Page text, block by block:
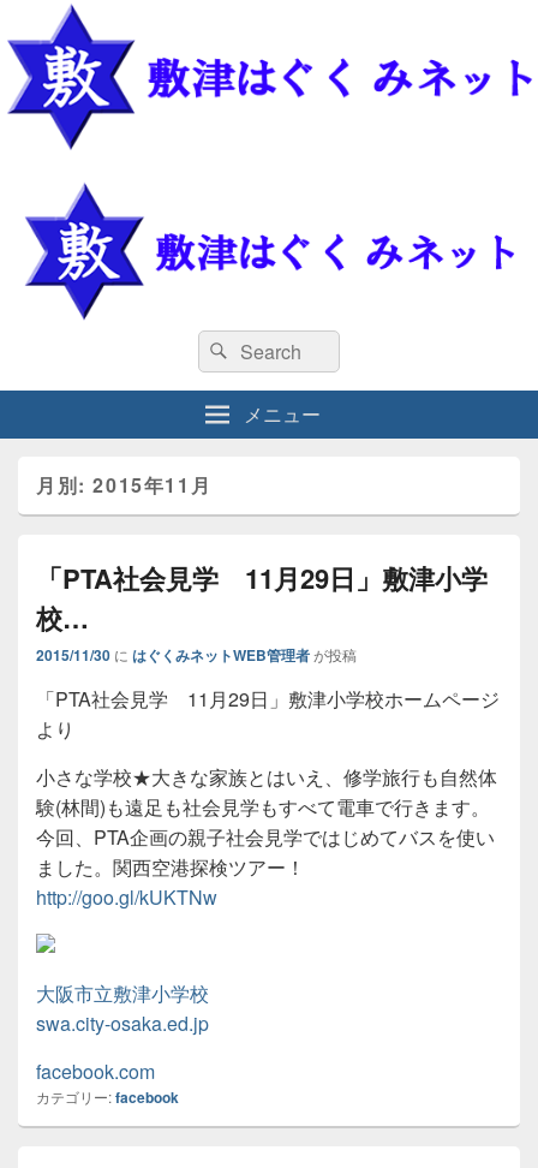
敷津はぐくみネット
検
索
対
象:
検
索
メニュー
月別: 2015年11月
「PTA社会見学 11月29日」敷津小学
校…
2015/11/30 に はぐくみネットWEB管理者が投稿
「PTA社会見学 11月29日」敷津小学校ホームページ
より
小さな学校★大きな家族とはいえ、修学旅行も自然体
験(林間)も遠足も社会見学もすべて電車で行きます。
今回、PTA企画の親子社会見学ではじめてバスを使い
ました。関西空港探検ツアー！
http://goo.gl/kUKTNw
大阪市立敷津小学校
swa.city-osaka.ed.jp
facebook.com
カテゴリー:facebook